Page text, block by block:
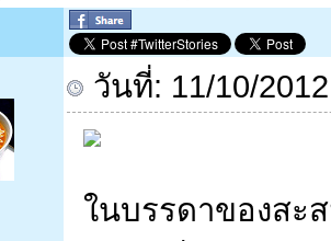
วันที่: 11/10/
ในบรรดาของสะ